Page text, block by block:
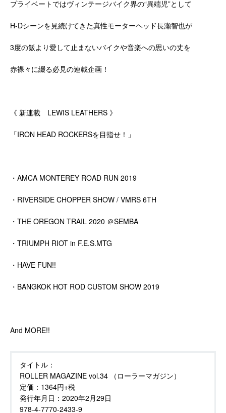
プライベートではヴィンテージバイク界の“異端児”として
H-Dシーンを見続けてきた真性モーターヘッド長瀬智也が
3度の飯より愛して止まないバイクや音楽への思いの丈を
赤裸々に綴る必見の連載企画！
《 新連載 LEWIS LEATHERS 》
「IRON HEAD ROCKERSを目指せ！」
・AMCA MONTEREY ROAD RUN 2019
・RIVERSIDE CHOPPER SHOW / VMRS 6TH
・THE OREGON TRAIL 2020 ＠SEMBA
・TRIUMPH RIOT in F.E.S.MTG
・HAVE FUN!!
・BANGKOK HOT ROD CUSTOM SHOW 2019
And MORE!!
タイトル：
ROLLER MAGAZINE vol.34 （ローラーマガジン）
定価： 1364円+税
発行年月日： 2020年2月29日
978-4-7770-2433-9